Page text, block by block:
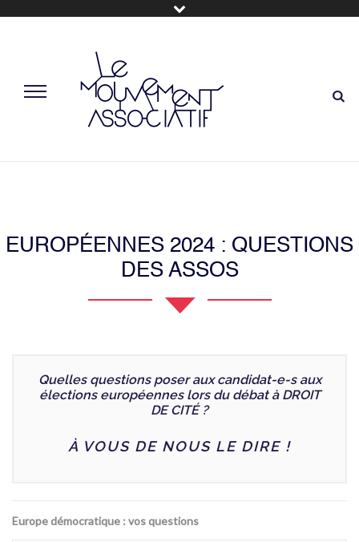
EUROPÉENNES 2024 : QUESTIONS
DES ASSOS
Quelles questions poser aux candidat-e-s aux
élections européennes lors du débat à DROIT
DE CITÉ ?
À VOUS DE NOUS LE DIRE !
Europe démocratique : vos questions